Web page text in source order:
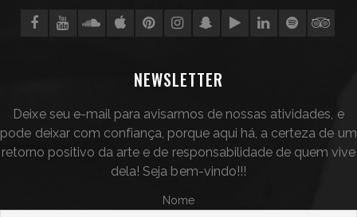
NEWSLETTER
Deixe seu e-mail para avisarmos de nossas atividades, e
pode deixar com confiança, porque aqui há, a certeza de um
retorno positivo da arte e de responsabilidade de quem vive
dela! Seja bem-vindo!!!
Nome